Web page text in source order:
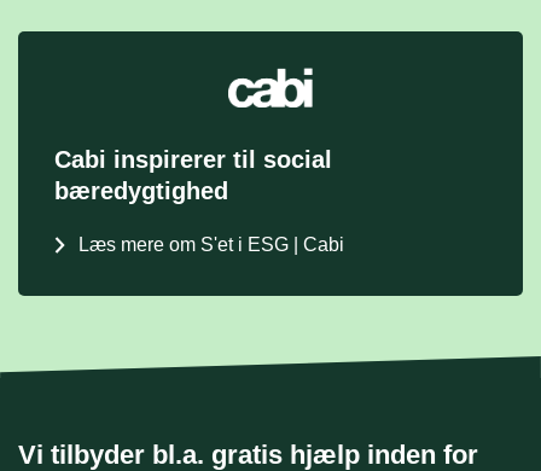
Cabi inspirerer til social
bæredygtighed
Læs mere om S'et i ESG | Cabi
Vi tilbyder bl.a. gratis hjælp inden for